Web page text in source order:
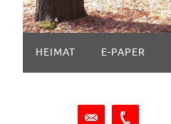
Inhalt
springen
HEIMAT E-PAPER